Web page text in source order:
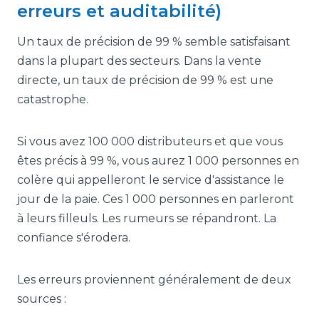
erreurs et auditabilité)
Un taux de précision de 99 % semble satisfaisant
dans la plupart des secteurs. Dans la vente
directe, un taux de précision de 99 % est une
catastrophe.
Si vous avez 100 000 distributeurs et que vous
êtes précis à 99 %, vous aurez 1 000 personnes en
colère qui appelleront le service d'assistance le
jour de la paie. Ces 1 000 personnes en parleront
à leurs filleuls. Les rumeurs se répandront. La
confiance s'érodera.
Les erreurs proviennent généralement de deux
sources :